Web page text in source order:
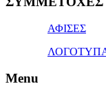
ΑΦΙΣΕΣ
Menu